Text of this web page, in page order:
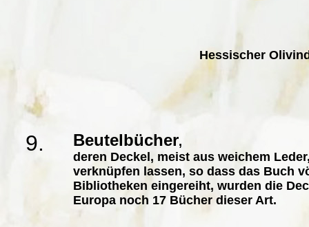
Hessischer
9. Beutelbücher,
deren Deckel, meist aus weichem
verknüpfen lassen, so dass das Buch
Bibliotheken eingereiht, wurden die
Europa noch 17 Bücher dieser Art.